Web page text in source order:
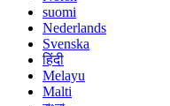
suomi
Nederlands
Svenska
हिंदी
Melayu
Malti